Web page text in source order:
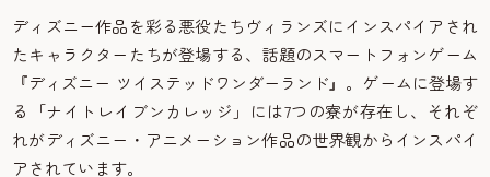
ディズニー作品を彩る悪役たちヴィランズにインスパイアされ
たキャラクターたちが登場する、話題のスマートフォンゲーム
『ディズニー ツイステッドワンダーランド』。ゲームに登場す
る「ナイトレイブンカレッジ」には7つの寮が存在し、それぞ
れがディズニー・アニメーション作品の世界観からインスパイ
アされています。